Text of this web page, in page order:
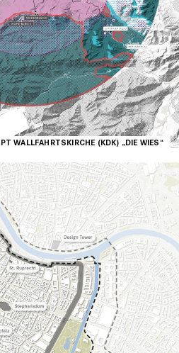
WALLFAHRTSKIRCHE (KDK) „DIE WIES“